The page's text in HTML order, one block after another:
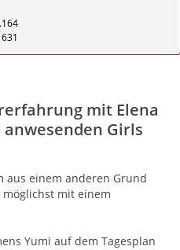
631
mit Elena
Girls
aus einem anderen Grund
mit einem
Yumi auf dem Tagesplan